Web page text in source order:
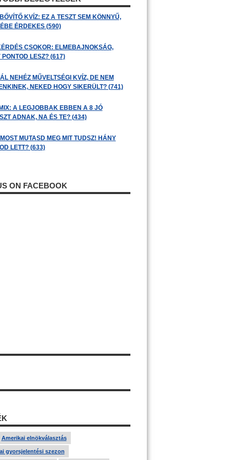
KVÍZ: EZ A TESZT SEM KÖNNYŰ,
ÉRDEKES (590)
CSOKOR: ELMEBAJNOKSÁG,
PONTOD LESZ? (617)
NEHÉZ MŰVELTSÉGI KVÍZ, DE NEM
NEKED HOGY SIKERÜLT? (741)
A LEGJOBBAK EBBEN A 8 JÓ
ADNAK, NA ÉS TE? (434)
MUTASD MEG MIT TUDSZ! HÁNY
LETT? (633)
ON FACEBOOK
Amerikai elnökválasztás
gyorsjelentési szezon